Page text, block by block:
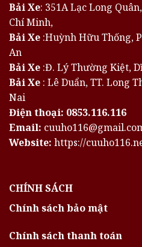
Bải Xe: 351A Lạc Long
Chí Minh,
Bải Xe :Huỳnh Hữu Thống,
An
Bải Xe :Đ. Lý Thường Kiệt,
Bải Xe : Lê Duẩn, TT. Long
Nai
Điện thoại: 0853.116.116
Email:
Website: https://
CHÍNH SÁCH
Chính sách bảo mật
Chính sách thanh toán